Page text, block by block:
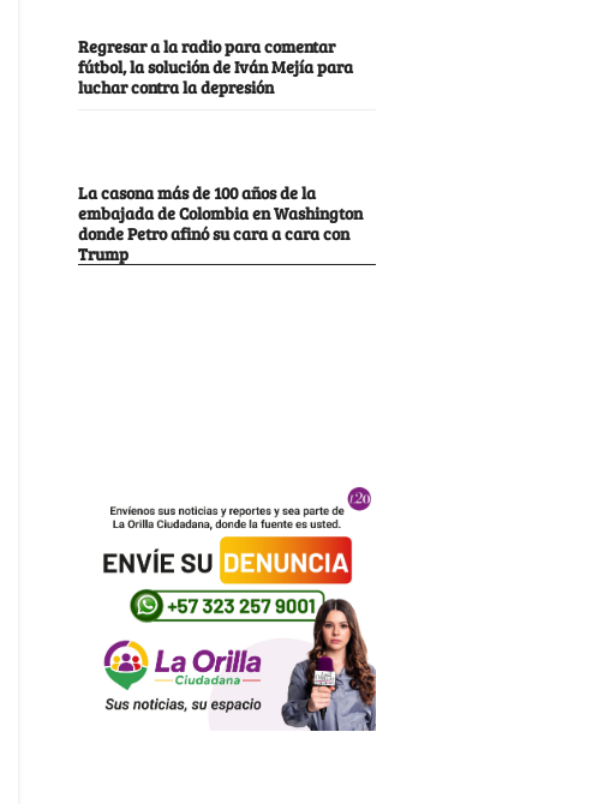
Regresar a la radio para comentar
fútbol, la solución de Iván Mejía para
luchar contra la depresión
La casona más de 100 años de la
embajada de Colombia en Washington
donde Petro afinó su cara a cara con
Trump